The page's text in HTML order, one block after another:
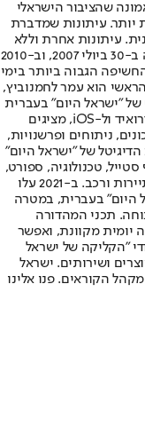
שהציבור הישראלי
יותר. עיתונות שמדברת
עיתונות אחרת וללא
תשלום. המהדורה המודפסת הראשונה פורסמה ב-30 ביולי 2007, וב-2010
הגבוה ביותר בימי
הוא עמר לחמנוביץ,
של "ישראל היום" בעברית
ובאנגלית, כמו כן היישומונים (אפליקציות) לאנדרואיד ול-iOS, מציגים
ניתוחים ופרשנויות,
של "ישראל היום"
טכנולוגיה, ספורט,
כלכלה וצרכנות, בריאות, חיילים, אוכל, יהדות, תיירות ורכב. ב-2021 עלו
היום" בעברית, במטרה
תכני המהדורה
יומית מקוונת, ואפשר
"הקליקה של ישראל
ושירותים. ישראל
הקוראים. פנו אלינו